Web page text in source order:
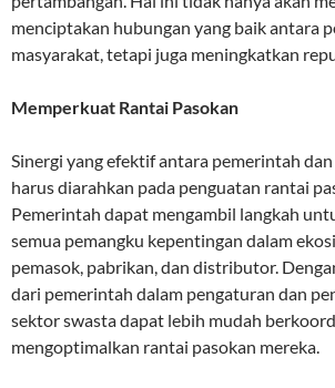
menciptakan hubungan yang baik antara
masyarakat, tetapi juga meningkatkan
Memperkuat Rantai Pasokan
Sinergi yang efektif antara pemerintah
harus diarahkan pada penguatan rantai
Pemerintah dapat mengambil langkah
semua pemangku kepentingan dalam
pemasok, pabrikan, dan distributor.
dari pemerintah dalam pengaturan dan
sektor swasta dapat lebih mudah
mengoptimalkan rantai pasokan mereka.